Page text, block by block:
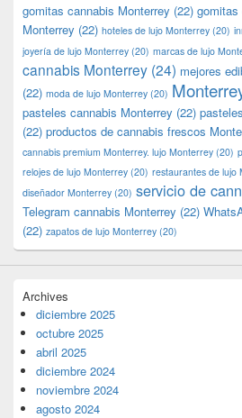
gomitas cannabis Monterrey (22) gomitas
Monterrey (22) hoteles de lujo Monterrey (20)
joyería de lujo Monterrey (20) marcas de lujo
cannabis Monterrey (24) mejores
(22) moda de lujo Monterrey (20)
pasteles cannabis Monterrey (22)
(22) productos de cannabis frescos
cannabis premium Monterrey. lujo Monterrey (20)
relojes de lujo Monterrey (20) restaurantes de lujo
diseñador Monterrey (20) servicio de
Telegram cannabis Monterrey (22)
(22) zapatos de lujo Monterrey (20)
Archives
diciembre 2025
octubre 2025
abril 2025
diciembre 2024
noviembre 2024
agosto 2024